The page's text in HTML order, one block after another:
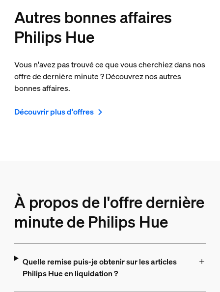
Autres bonnes affaires
Philips Hue
Vous n'avez pas trouvé ce que vous cherchiez dans nos
offre de dernière minute ? Découvrez nos autres
bonnes affaires.
Découvrir plus d'offres
À propos de l'offre dernière
minute de Philips Hue
Quelle remise puis-je obtenir sur les articles
Philips Hue en liquidation ?